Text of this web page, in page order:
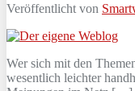
Veröffentlicht von
Wer sich mit den
wesentlich leichter